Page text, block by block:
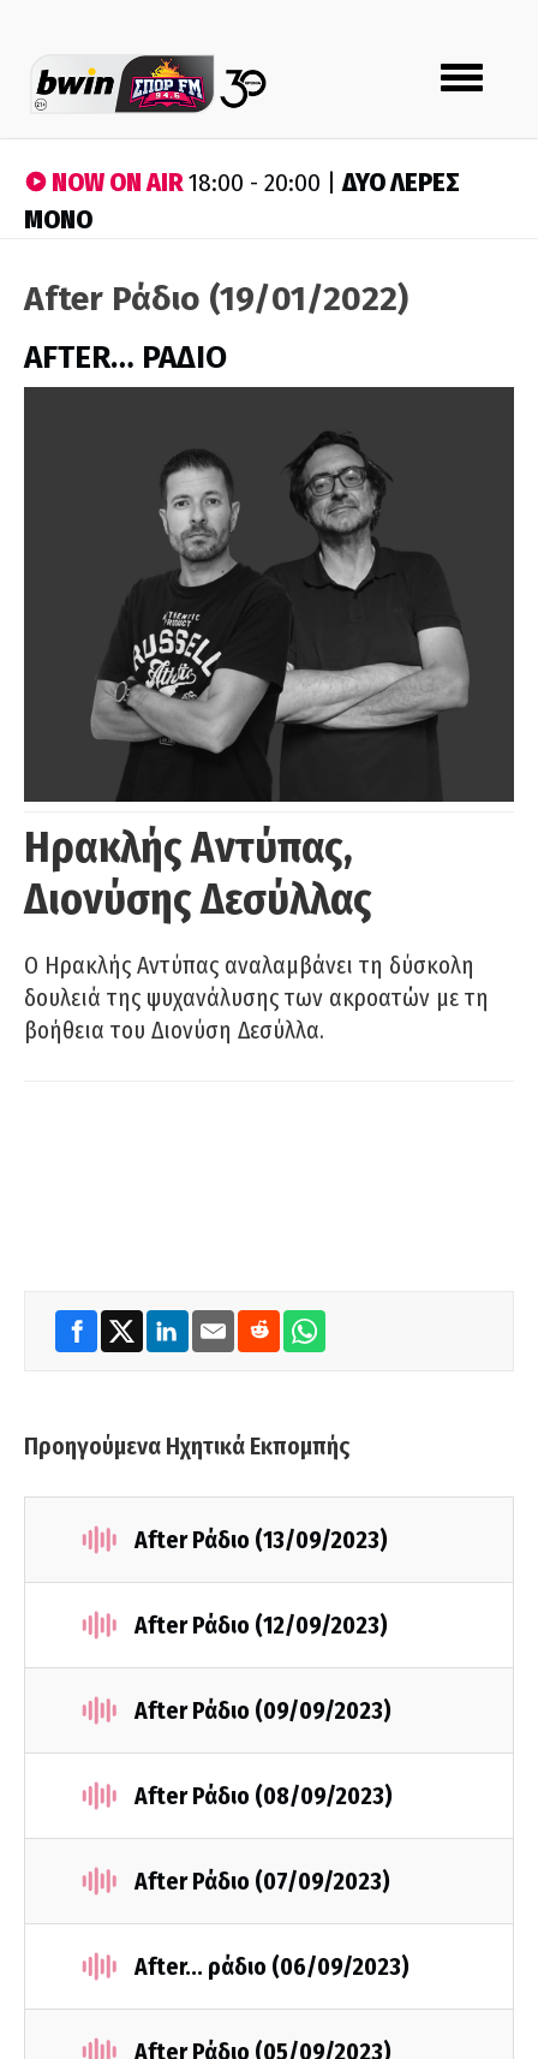
Toggle
navigation
NOW ON AIR18:00 - 20:00 |ΔΥΟ ΛΕΡΕΣ
ΜΟΝΟ
After Ράδιο (19/01/2022)
AFTER… ΡΑΔΙΟ
Ηρακλής Αντύπας,
Διονύσης Δεσύλλας
Ο Ηρακλής Αντύπας αναλαμβάνει τη δύσκολη
δουλειά της ψυχανάλυσης των ακροατών με τη
βοήθεια του Διονύση Δεσύλλα.
Προηγούμενα Ηχητικά Εκπομπής
After Ράδιο (13/09/2023)
After Ράδιο (12/09/2023)
After Ράδιο (09/09/2023)
After Ράδιο (08/09/2023)
After Ράδιο (07/09/2023)
After... ράδιο (06/09/2023)
After Ράδιο (05/09/2023)